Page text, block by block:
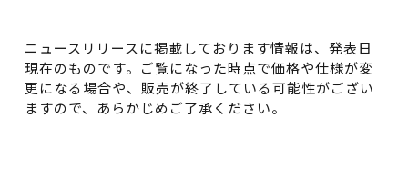
ニュースリリースに掲載しております情報は、発表日
現在のものです。ご覧になった時点で価格や仕様が変
更になる場合や、販売が終了している可能性がござい
ますので、あらかじめご了承ください。